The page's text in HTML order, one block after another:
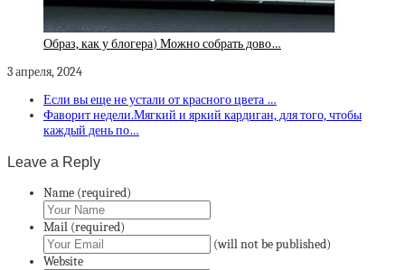
Образ, как у блогера) Можно собрать дово…
3 апреля, 2024
Если вы еще не устали от красного цвета …
Фаворит недели.Мягкий и яркий кардиган, для того, чтобы
каждый день по…
Leave a Reply
Name (required)
Mail (required)
(will not be published)
Website